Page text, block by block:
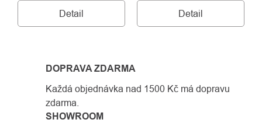
Detail Detail
DOPRAVA ZDARMA
Každá objednávka nad 1500 Kč má dopravu
zdarma.
SHOWROOM